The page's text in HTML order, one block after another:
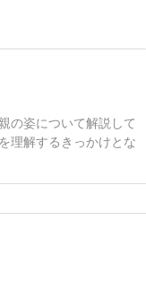
の姿について解説して
理解するきっかけとな